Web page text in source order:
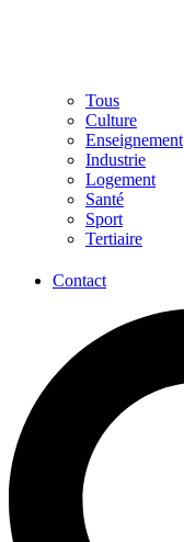
Tous
Culture
Enseignement
Industrie
Logement
Santé
Sport
Tertiaire
Contact